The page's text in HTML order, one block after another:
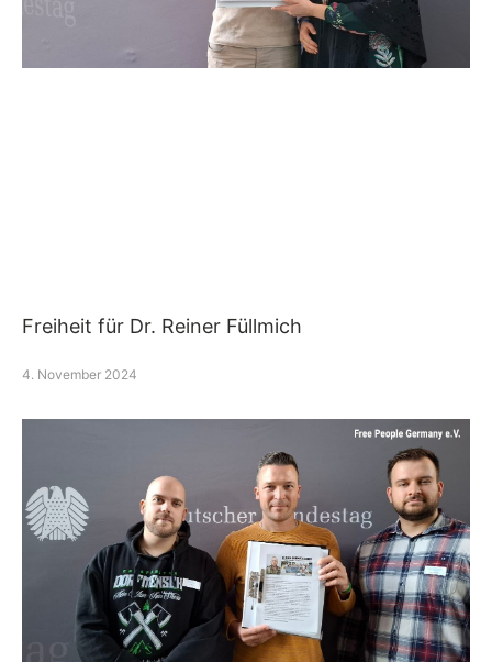
Freiheit für Dr. Reiner Füllmich
4. November 2024